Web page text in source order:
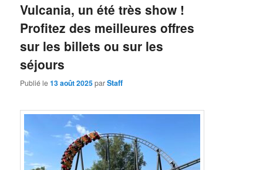
Vulcania, un été très show !
Profitez des meilleures offres
sur les billets ou sur les
séjours
Publié le13 août 2025parStaff